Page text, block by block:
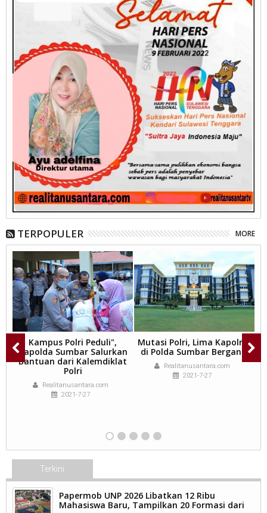
TERPOPULER MORE
Kampus Polri Peduli",
Kapolda Sumbar Salurkan
Bantuan dari Kalemdiklat
Polri
Realitanusantara.com
2021-7-27
Mutasi Polri, Lima Kapolres
di Polda Sumbar Berganti
Realitanusantara.com
2021-7-27
Terkini
Papermob UNP 2026 Libatkan 12 Ribu
Mahasiswa Baru, Tampilkan 20 Formasi dari